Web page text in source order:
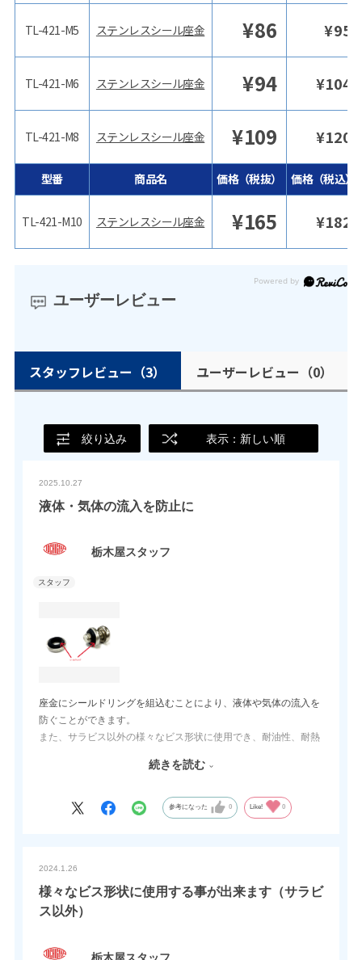
TL-421-M5
TL-421-M6
TL-421-M8
型番
TL-421-M10
ステンレスシール座金 ¥86 ¥95
ステンレスシール座金 ¥94 ¥104
ステンレスシール座金 ¥109 ¥120
商品名 価格（税抜） 価格（税込）
ステンレスシール座金 ¥165 ¥182
ユーザーレビュー
スタッフレビュー （3） ユーザーレビュー （0）
絞り込み 表示：新しい順
2025.10.27
液体・気体の流入を防止に
栃木屋スタッフ
座金にシールドリングを組込むことにより、液体や気体の流入を
防ぐことができます。
また、サラビス以外の様々なビス形状に使用でき、耐油性、耐熱
如何でしょうか。
続きを読む
参考になった 0 Like! 0
2024.1.26
様々なビス形状に使用する事が出来ます（サラビ
ス以外）